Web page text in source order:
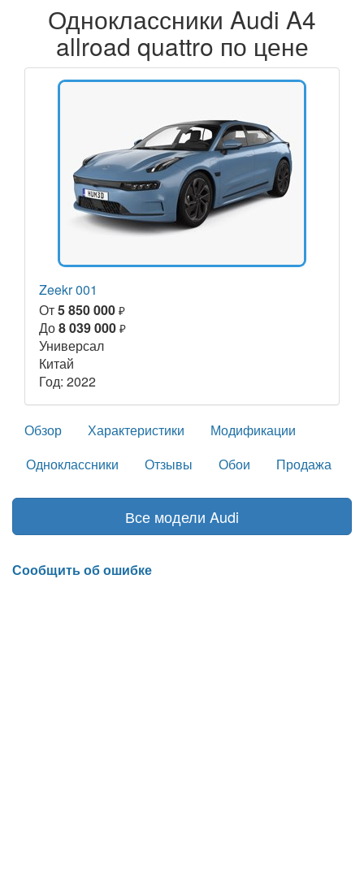
Одноклассники Audi A4
allroad quattro по цене
Zeekr 001
От5 850 000 ₽
До8 039 000 ₽
Универсал
Китай
Год: 2022
Обзор Характеристики
Модификации
Одноклассники
Отзывы Обои Продажа
Все модели Audi
Сообщить об ошибке